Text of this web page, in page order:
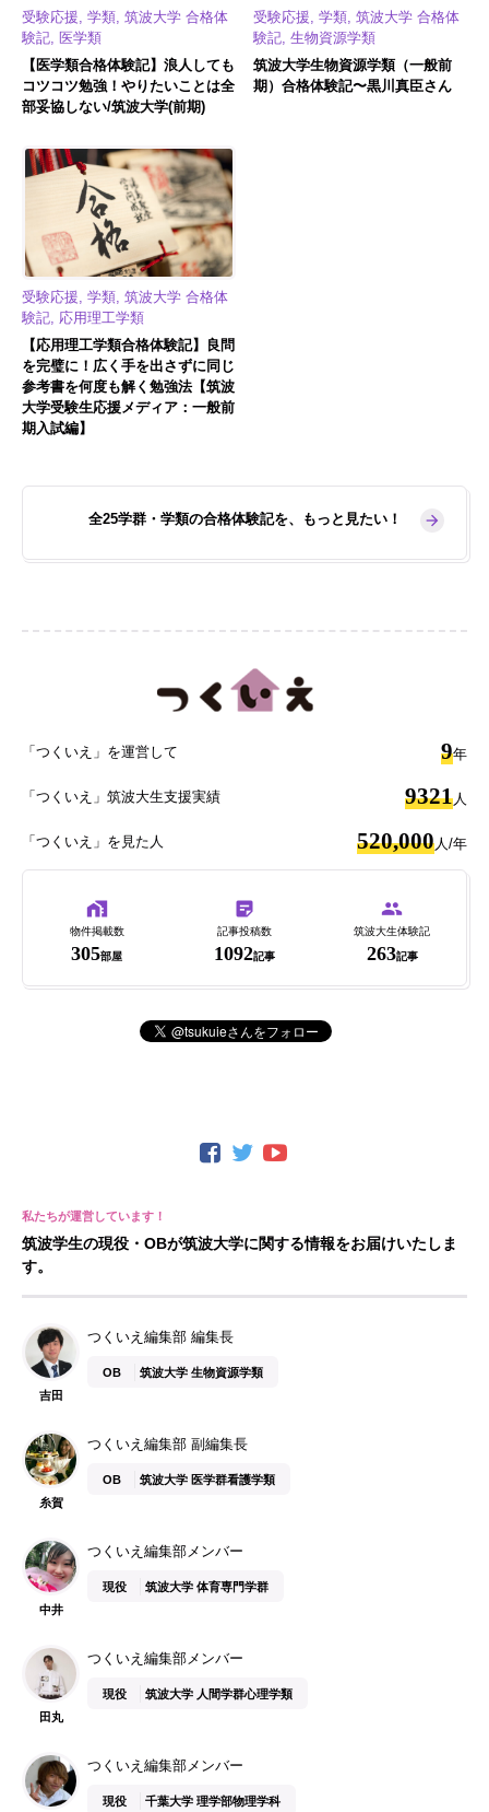
受験応援, 学類, 筑波大学 合格体
験記, 医学類
【医学類合格体験記】浪人しても
コツコツ勉強！やりたいことは全
部妥協しない/筑波大学(前期)
受験応援, 学類, 筑波大学 合格体
験記, 生物資源学類
筑波大学生物資源学類（一般前
期）合格体験記〜黒川真臣さん
受験応援, 学類, 筑波大学 合格体
験記, 応用理工学類
【応用理工学類合格体験記】良問
を完璧に！広く手を出さずに同じ
参考書を何度も解く勉強法【筑波
大学受験生応援メディア：一般前
期入試編】
全25学群・学類の合格体験記を、もっと見たい！
「つくいえ」を運営して 9年
「つくいえ」筑波大生支援実績 9321人
「つくいえ」を見た人 520,000人/年
物件掲載数
305部屋
記事投稿数
1092記事
筑波大生体験記
263記事
筑波学生の現役・OBが筑波大学に関する情報をお届けいたしま
す。
吉田
つくいえ編集部 編集長
OB 筑波大学 生物資源学類
糸賀
つくいえ編集部 副編集長
OB 筑波大学 医学群看護学類
中井
つくいえ編集部メンバー
現役 筑波大学 体育専門学群
田丸
つくいえ編集部メンバー
現役 筑波大学 人間学群心理学類
つくいえ編集部メンバー
現役 千葉大学 理学部物理学科